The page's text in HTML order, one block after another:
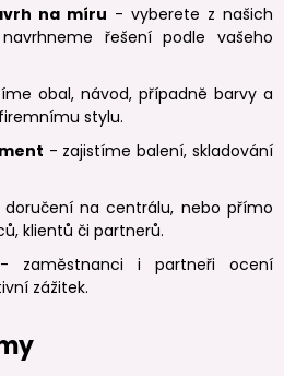
na míru - vyberete z našich
řešení podle vašeho
obal, návod, případně barvy a
stylu.
- zajistíme balení, skladování
na centrálu, nebo přímo
klientů či partnerů.
zaměstnanci i partneři ocení
zážitek.